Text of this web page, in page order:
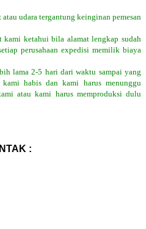
udara tergantung keinginan pemesan
ketahui bila alamat lengkap sudah
perusahaan expedisi memilik biaya
lama 2-5 hari dari waktu sampai yang
habis dan kami harus menunggu
atau kami harus memproduksi dulu
: